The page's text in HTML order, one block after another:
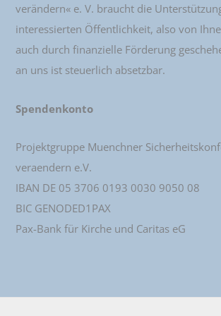
verändern« e. V. braucht die
interessierten Öffentlichkeit, also von
auch durch finanzielle Förderung
an uns ist steuerlich absetzbar.
Spendenkonto
Projektgruppe Muenchner
veraendern e.V.
IBAN DE 05 3706 0193 0030 9050 08
BIC GENODED1PAX
Pax-Bank für Kirche und Caritas eG